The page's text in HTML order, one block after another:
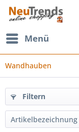
Menü
Wandhauben
Filtern